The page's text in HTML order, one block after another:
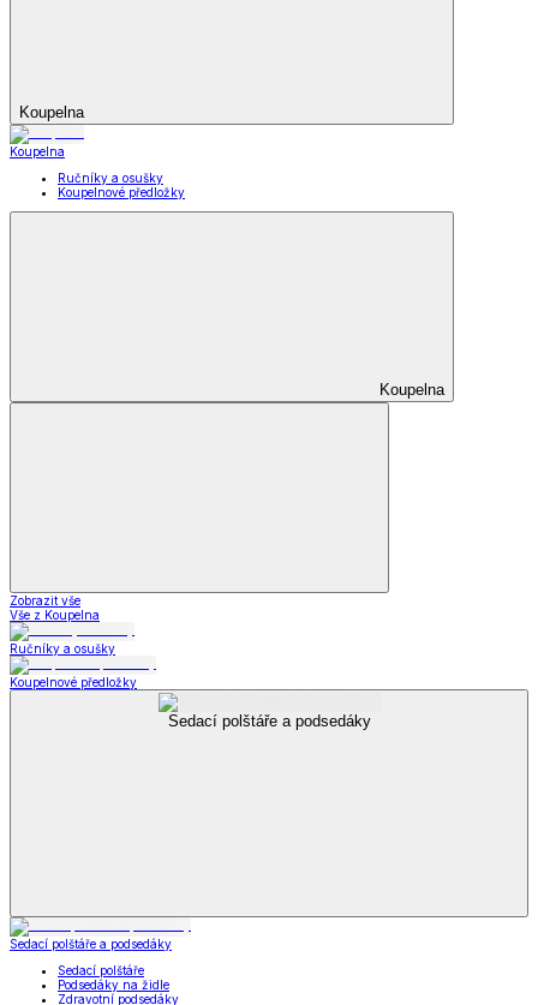
Koupelna
Koupelna
Ručníky a osušky
Koupelnové předložky
Koupelna
Zobrazit vše
Vše z Koupelna
Ručníky a osušky
Koupelnové předložky
Sedací polštáře a podsedáky
Sedací polštáře a podsedáky
Sedací polštáře
Podsedáky na židle
Zdravotní podsedáky